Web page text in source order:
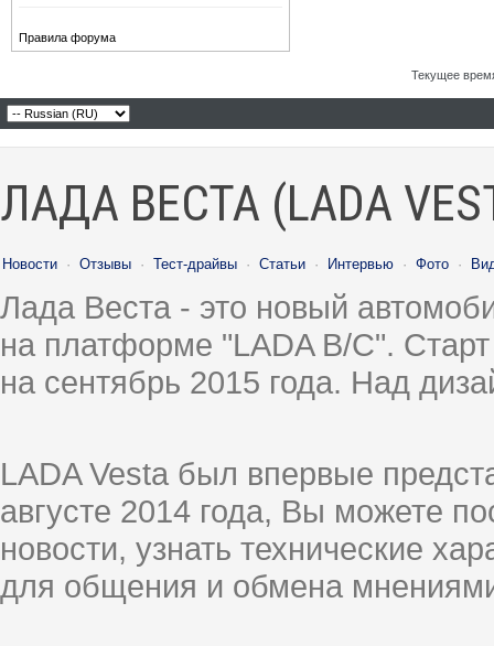
Правила форума
Текущее
ЛАДА ВЕСТА (LADA
Новости · Отзывы · Тест-драйвы · Статьи · Интервью · Фото ·
Лада Веста - это новый
на платформе "LADA B/C".
на сентябрь 2015 года. Над
LADA Vesta был впервые
августе 2014 года, Вы можете
новости, узнать технические
для общения и обмена